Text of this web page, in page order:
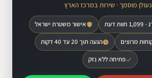
מוסמך · שירות במרכז הארץ
אישור משטרת ישראל
הגעה תוך 20 עד 40 דקות
פתיחה ללא נזק